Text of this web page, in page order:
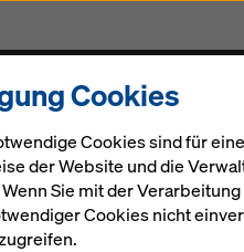
Projekte
Cookies
Cookies sind für
der Website und die
Sie mit der
Cookies nicht